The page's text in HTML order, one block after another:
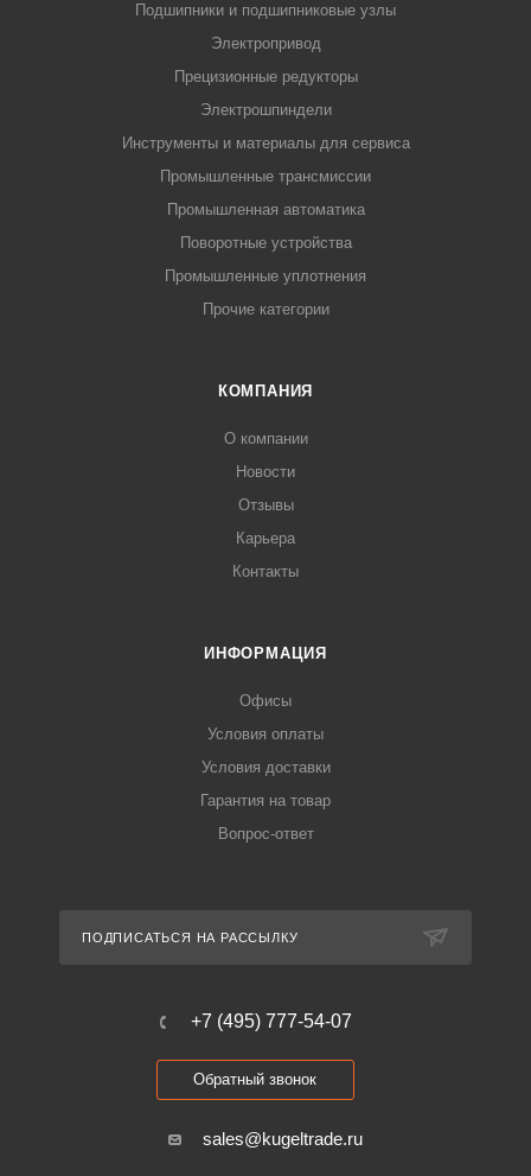
Подшипники и подшипниковые узлы
Электропривод
Прецизионные редукторы
Электрошпиндели
Инструменты и материалы для сервиса
Промышленные трансмиссии
Промышленная автоматика
Поворотные устройства
Промышленные уплотнения
Прочие категории
КОМПАНИЯ
О компании
Новости
Отзывы
Карьера
Контакты
ИНФОРМАЦИЯ
Офисы
Условия оплаты
Условия доставки
Гарантия на товар
Вопрос-ответ
ПОДПИСАТЬСЯ НА РАССЫЛКУ
+7 (495) 777-54-07
Обратный звонок
sales@kugeltrade.ru